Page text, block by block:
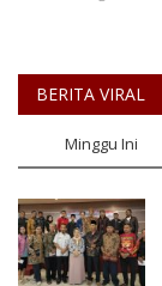
Layanan Publik
BERITA VIRAL
Minggu Ini